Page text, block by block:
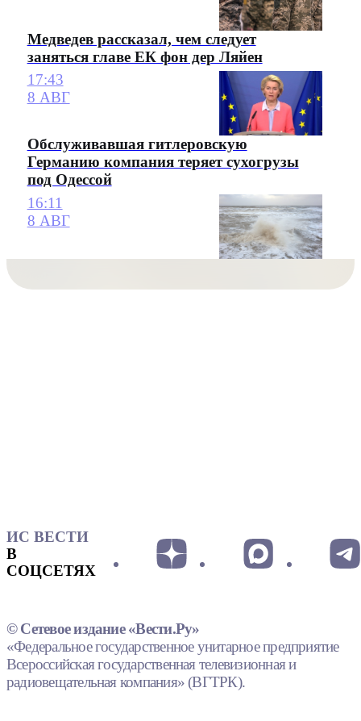
Медведев рассказал, чем следует
заняться главе ЕК фон дер Ляйен
17:43
8 АВГ
Обслуживавшая гитлеровскую
Германию компания теряет сухогрузы
под Одессой
16:11
8 АВГ
ИС ВЕСТИ
В
СОЦСЕТЯХ
© Сетевое издание «Вести.Ру»
«Федеральное государственное унитарное предприятие
Всероссийская государственная телевизионная и
радиовещательная компания» (ВГТРК).